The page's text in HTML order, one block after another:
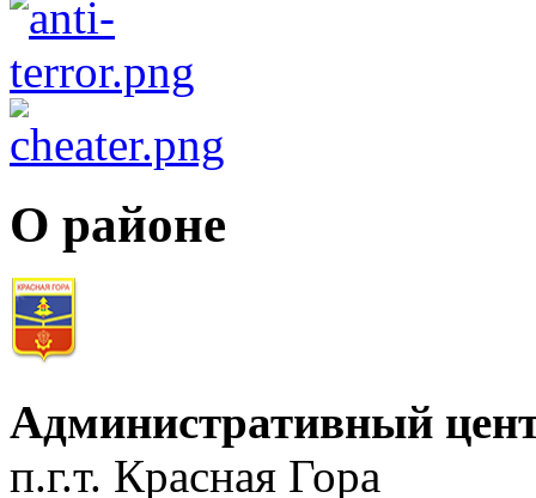
О районе
Административный
п.г.т. Красная Гора